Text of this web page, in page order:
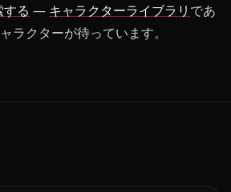
る — キャラクターライブラリ であ
ラクターが待っています。